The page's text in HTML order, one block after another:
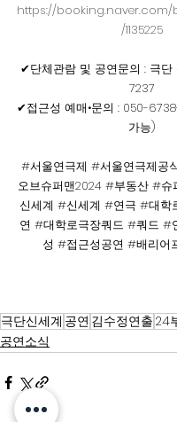
https://booking.naver.com/
/1135225
✔단체관람 및 공연문의 : 극단
7237
✔접근성 예매•문의 : 050-
가능)
#서울연극제 #서울연극제공
오브슈퍼맨2024 #부동산 #슈
신세계 #신세계 #연극 #대학
연 #대학로극장쿼드 #쿼드 #
성 #접근성공연 #배리어
극단신세계 공연 김수정연출 24
공연소식